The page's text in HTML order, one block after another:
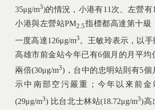
35μg/m3)的情況，小港有11次、左營有
小港與左營站PM2.5指標都高達第十級
一度高達126μg/m3 。王敏玲表示，以手
高雄市前金站今年已有6個月的月平均
兩倍(30μg/m3)，台中的忠明站則有5個
示中南部空污嚴重；今年以來前金
(29μg/m3) 比台北士林站(18.72μg/m3)高